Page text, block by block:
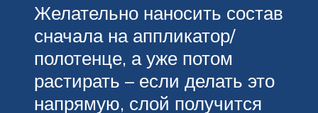
Желательно наносить состав
сначала на аппликатор/
полотенце, а уже потом
растирать – если делать это
напрямую, слой получится